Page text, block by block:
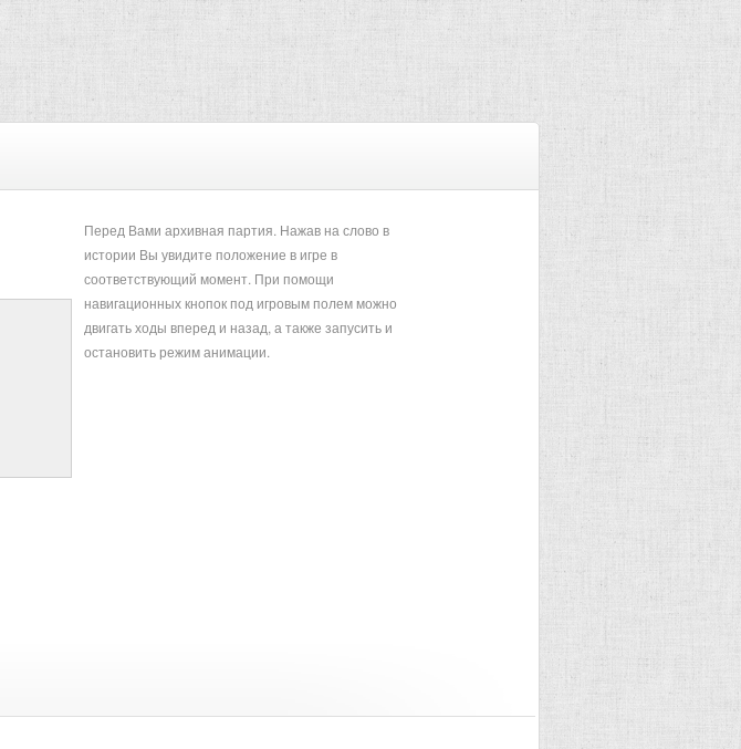
Перед Вами архивная партия. Нажав на слово в
истории Вы увидите положение в игре в
соответствующий момент. При помощи
навигационных кнопок под игровым полем можно
двигать ходы вперед и назад, а также запусить и
остановить режим анимации.